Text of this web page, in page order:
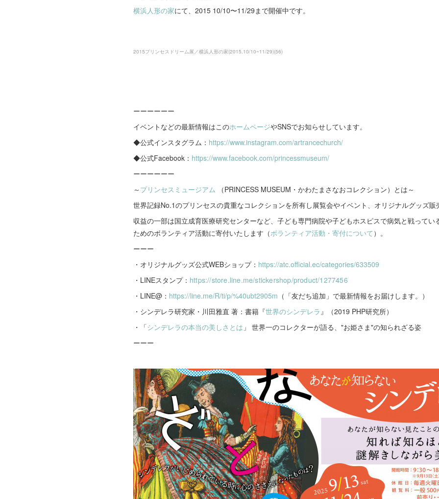
横浜人形の家にて、2015 10/10〜11/29まで開催中です。
2015プリンセスドリーム展／横浜人形の家(2015.10/10~11/29)(56)
ーーーーーー
イベントなどの最新情報はこのホームページやSNSでお知らせしています。
◆公式インスタグラム： https://www.instagram.com/artrancechurch/
◆公式Facebook： https://www.facebook.com/princessmuseum/
ーーーーーー
～ プリンセスミュージアム （PRINCESS MUSEUM・かわたまさなおコレクション）とは～
世界記録No.1のプリンセスの貴重なコレクションを所有し展覧会やイベント、オリジナルグッズ販
収益の一部は国立成育医療研究センターなど、子ども専門病院や子どもホスピスで病気と戦ってい
ためのボランティア活動に寄付いたします（ボランティア活動・寄付について ）。
ーーー
・オリジナルグッズ公式WEBショップ： https://atc.official.ec/categories/633509
・LINEスタンプ： https://store.line.me/stickershop/product/1277456
・LINE@： https://line.me/R/ti/p/%40ubt2905m （「友だち追加」で最新情報をお届けします。）
・シンデレラ研究家・川田雅直 著：書籍『世界のシンデレラ 』（2019 PHP研究所）
・「シンデレラの本当の美しさとは 」 世界一のコレクターが語る、"お姫さま"の知られざる姿
ーーー